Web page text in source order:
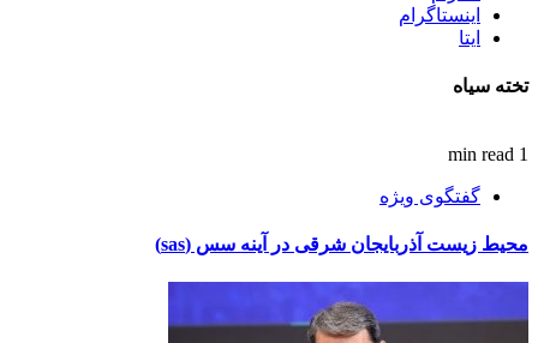
اینستاگرام
ایتا
تخته سیاه
1 min read
گفتگوی ویژه
محیط زیست آذربایجان شرقی در آینه سس (sas)